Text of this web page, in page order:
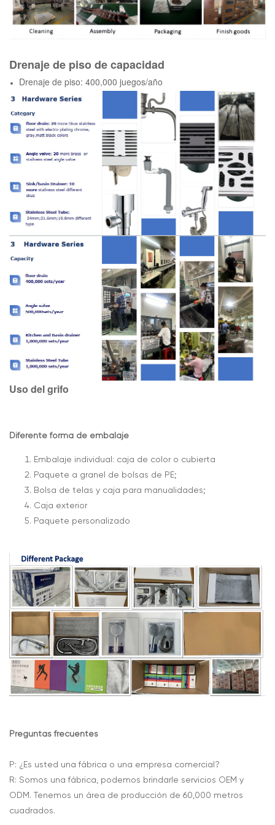
Drenaje de piso de capacidad
Drenaje de piso: 400,000 juegos/año
Uso del grifo
Diferente forma de embalaje
Embalaje individual: caja de color o cubierta
Paquete a granel de bolsas de PE;
Bolsa de telas y caja para manualidades;
Caja exterior
Paquete personalizado
Preguntas frecuentes
P: ¿Es usted una fábrica o una empresa comercial?
R: Somos una fábrica, podemos brindarle servicios OEM y
ODM. Tenemos un área de producción de 60,000 metros
cuadrados.